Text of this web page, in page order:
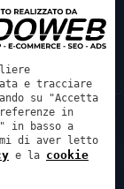
REA:
e tracciare
su "Accetta
in
in basso a
di aver letto
e la cookie